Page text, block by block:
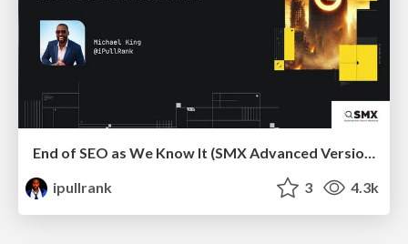
End of SEO as We Know It (SMX Advanced Version)
ipullrank
3 4.3k